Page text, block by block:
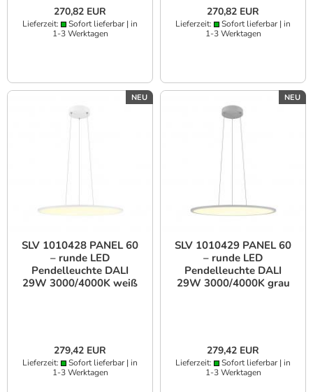
270,82 EUR
Lieferzeit:
Sofort lieferbar | in
1-3 Werktagen
270,82 EUR
Lieferzeit:
Sofort lieferbar | in
1-3 Werktagen
NEU
SLV 1010428 PANEL 60
– runde LED
Pendelleuchte DALI
29W 3000/4000K weiß
279,42 EUR
Lieferzeit:
Sofort lieferbar | in
1-3 Werktagen
NEU
SLV 1010429 PANEL 60
– runde LED
Pendelleuchte DALI
29W 3000/4000K grau
279,42 EUR
Lieferzeit:
Sofort lieferbar | in
1-3 Werktagen